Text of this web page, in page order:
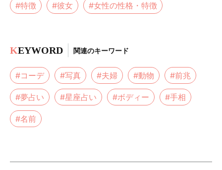
#特徴 #彼女 #女性の性格・特徴
KEYWORD 関連のキーワード
#コーデ #写真 #夫婦 #動物 #前兆
#夢占い #星座占い #ボディー #手相
#名前